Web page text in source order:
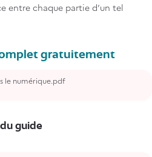
entre chaque partie d’un tel
gratuitement
le numérique.pdf
guide